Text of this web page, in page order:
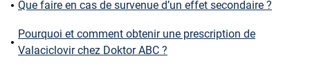
Que faire en cas de survenue d’un effet secondaire ?
Pourquoi et comment obtenir une prescription de
Valaciclovir chez Doktor ABC ?